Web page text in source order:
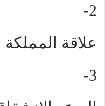
2-
علاقة المملكة
3-